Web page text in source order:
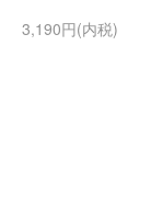
3,190円(内税)